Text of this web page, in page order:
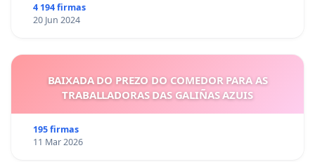
4 194 firmas
20 Jun 2024
BAIXADA DO PREZO DO COMEDOR PARA AS
TRABALLADORAS DAS GALIÑAS AZUIS
195 firmas
11 Mar 2026